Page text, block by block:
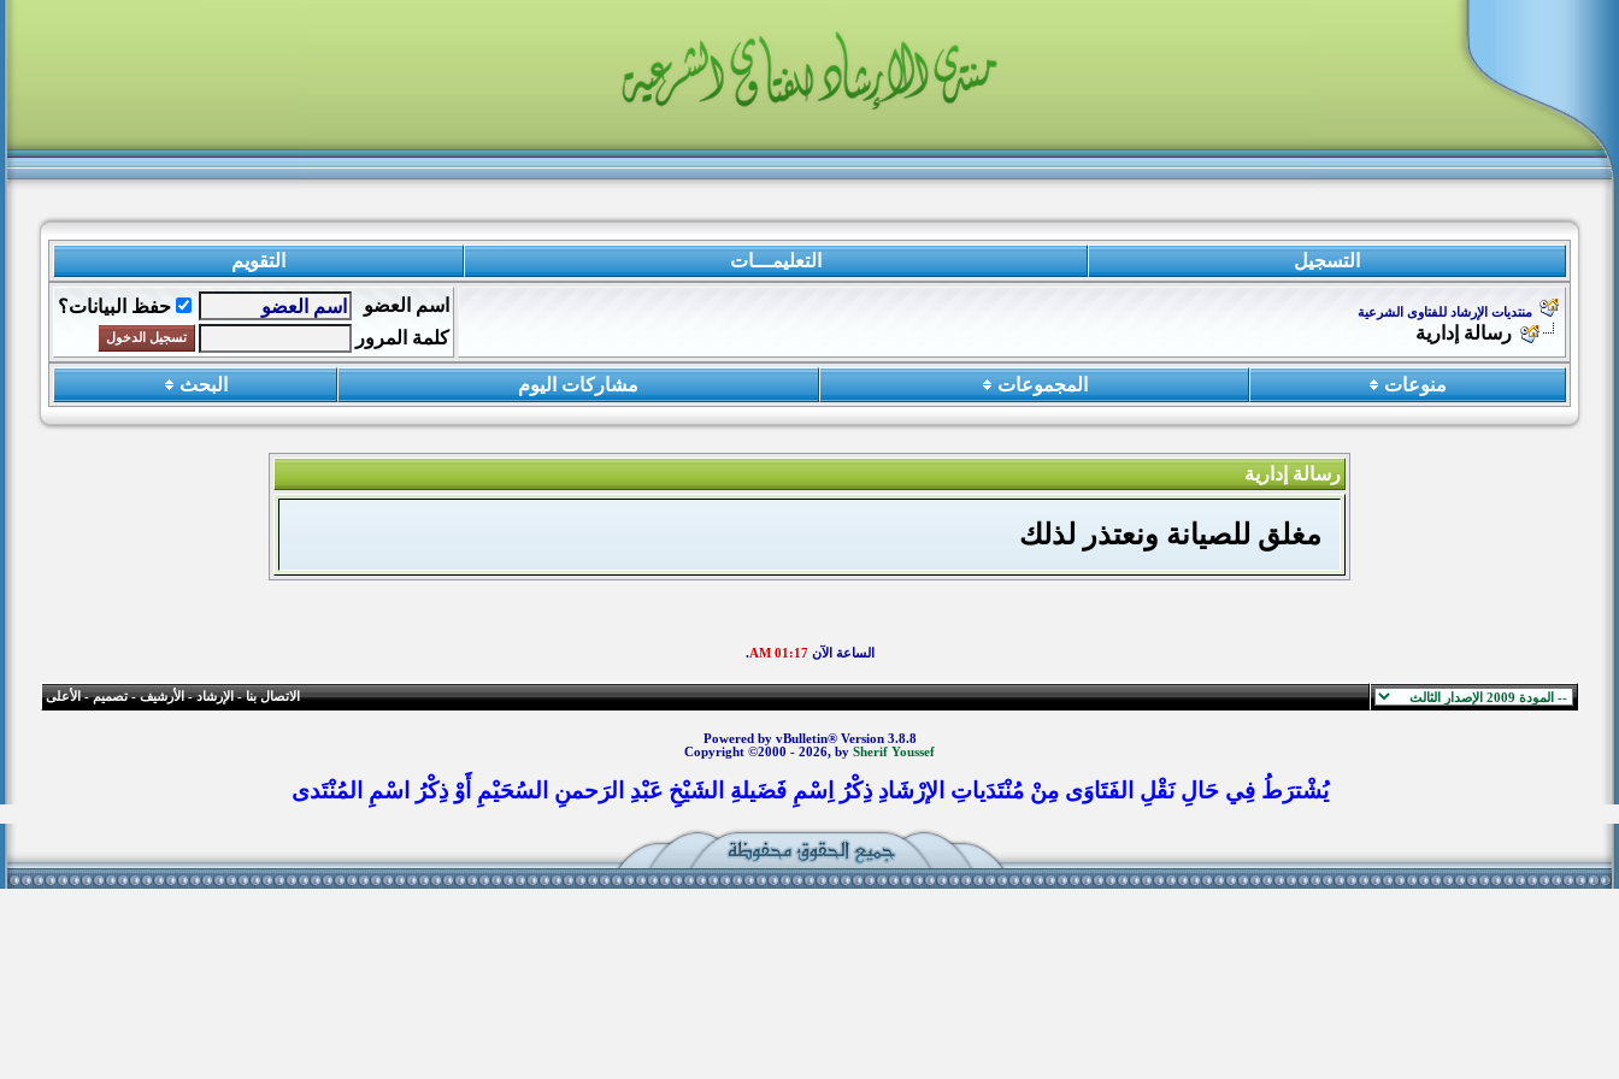
التسجيل التعليمـــات التقويم
منتديات الإرشاد للفتاوى الشرعية
رسالة إدارية
اسم العضو
حفظ البيانات؟
كلمة المرور
منوعات المجموعات مشاركات اليوم البحث
رسالة إدارية
مغلق للصيانة ونعتذر لذلك
الساعة الآن01:17 AM
.
الاتصال بنا-الإرشاد-الأرشيف-تصميم-الأعلى
Powered by vBulletin® Version 3.8.8
Copyright ©2000 - 2026, by Sherif Youssef
يُشْترَطُ فِي حَالِ نَقْلِ الفَتَاوَى مِنْ مُنْتَدَياتِ الإرْشَادِ ذِكْرُ اِسْمِ فَضَيلةِ الشَيْخِ عَبْدِ الرَحمنِ السُحَيْمِ أَوْ ذِكْرُ اسْمِ المُنْتَدى